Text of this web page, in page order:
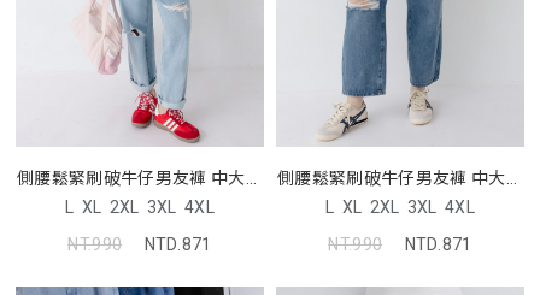
側腰鬆緊刷破牛仔男友褲 中大尺
碼褲子
L XL 2XL 3XL 4XL
NT.990
NTD.871
側腰鬆緊刷破牛仔男友褲 中大尺
碼褲子
L XL 2XL 3XL 4XL
NT.990
NTD.871